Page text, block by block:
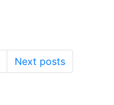
Next posts